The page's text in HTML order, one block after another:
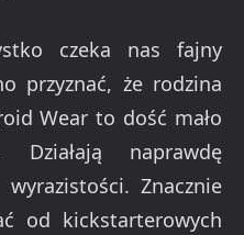
czeka nas fajny
przyznać, że rodzina
Wear to dość mało
Działają naprawdę
Znacznie
od kickstarterowych